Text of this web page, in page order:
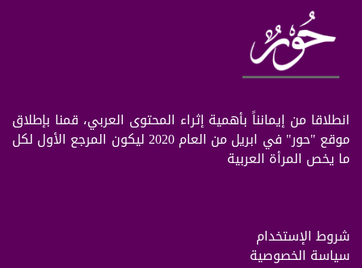
انطلاقا من إيمانناً بأهمية إثراء المحتوى العربي، قمنا بإطلاق
موقع "حور" في ابريل من العام 2020 ليكون المرجع الأول لكل
ما يخص المرأة العربية
شروط الإستخدام
سياسة الخصوصية